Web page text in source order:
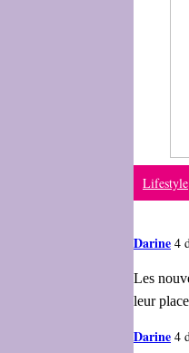
Lifestyle
Darine 4
Les
leur
Darine 4